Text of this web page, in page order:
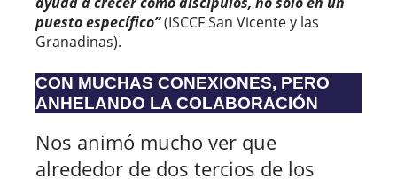
puesto específico”(ISCCF San Vicente y las
Granadinas).
CON MUCHAS CONEXIONES, PERO
ANHELANDO LA COLABORACIÓN
Nos animó mucho ver que
alrededor de dos tercios de los